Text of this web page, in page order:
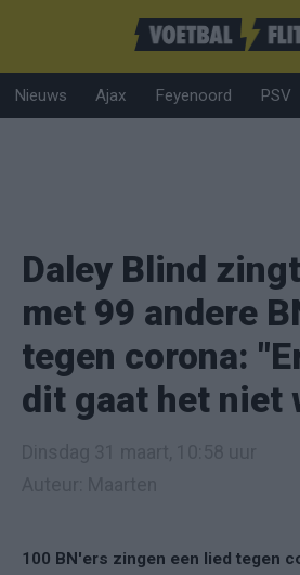
Nieuws Ajax Feyenoord PSV
Daley Blind
met 99 andere
tegen corona:
dit gaat het niet
100 BN'ers zingen een lied tegen